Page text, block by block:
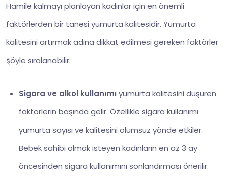
Hamile kalmayı planlayan kadınlar için en önemli
faktörlerden bir tanesi yumurta kalitesidir. Yumurta
kalitesini artırmak adına dikkat edilmesi gereken faktörler
şöyle sıralanabilir:
Sigara ve alkol kullanımıyumurta kalitesini düşüren
faktörlerin başında gelir. Özellikle sigara kullanımı
yumurta sayısı ve kalitesini olumsuz yönde etkiler.
Bebek sahibi olmak isteyen kadınların en az 3 ay
öncesinden sigara kullanımını sonlandırması önerilir.